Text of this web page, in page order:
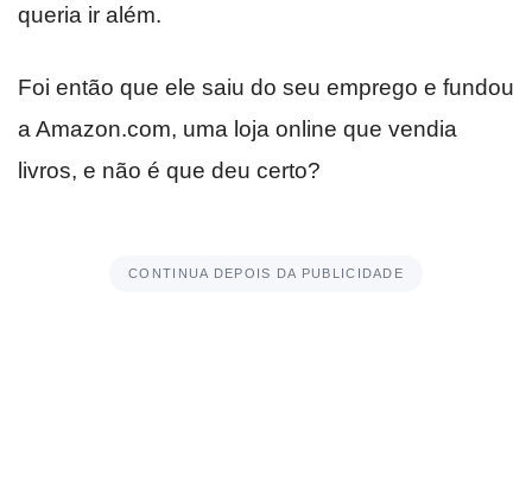
queria ir além.
Foi então que ele saiu do seu emprego e fundou
a Amazon.com, uma loja online que vendia
livros, e não é que deu certo?
CONTINUA DEPOIS DA PUBLICIDADE